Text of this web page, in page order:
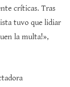
críticas. Tras
tuvo que lidiar
la multa!»,